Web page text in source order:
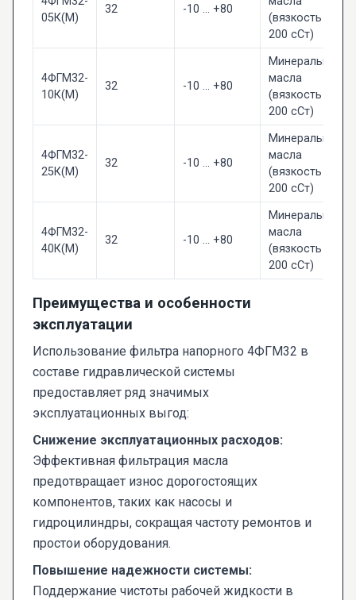
05К(М)
32 -10 … +80
(вязкость до
200 сСт)
4ФГМ32-
10К(М)
32 -10 … +80
Минеральные
масла
(вязкость до
200 сСт)
4ФГМ32-
25К(М)
32 -10 … +80
Минеральные
масла
(вязкость до
200 сСт)
4ФГМ32-
40К(М)
32 -10 … +80
Минеральные
масла
(вязкость до
200 сСт)
Преимущества и особенности
эксплуатации
Использование фильтра напорного 4ФГМ32 в
составе гидравлической системы
предоставляет ряд значимых
эксплуатационных выгод:
Снижение эксплуатационных расходов:
Эффективная фильтрация масла
предотвращает износ дорогостоящих
компонентов, таких как насосы и
гидроцилиндры, сокращая частоту ремонтов и
простои оборудования.
Повышение надежности системы:
Поддержание чистоты рабочей жидкости в